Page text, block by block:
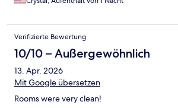
Verifizierte Bewertung
10/10 – Außergewöhnlich
13. Apr. 2026
Mit Google übersetzen
Rooms were very clean!